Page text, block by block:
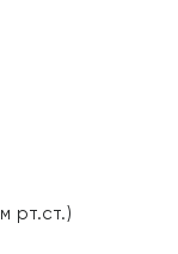
рт.ст.)